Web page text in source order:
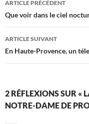
des
articles
ARTICLE PRÉCÉDENT
Que voir dans le ciel
ARTICLE SUIVANT
En Haute-Provence, un
2 RÉFLEXIONS SUR «
NOTRE-DAME DE